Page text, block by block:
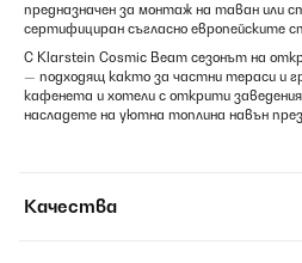
предназначен за монтаж на таван или
сертифициран съгласно европейските
С Klarstein Cosmic Beam сезонът на
— подходящ както за частни тераси и
кафенета и хотели с открити
насладете на уютна топлина навън през
Качества